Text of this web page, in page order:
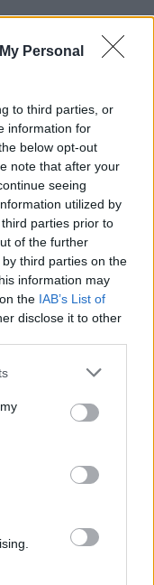
Personal
to third parties, or
information for
below opt-out
note that after your
seeing
utilized by
parties prior to
of the further
third parties on the
information may
the IAB’s List of
disclose it to other